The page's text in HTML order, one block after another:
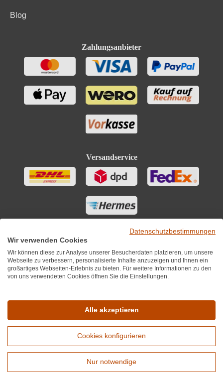
Blog
Zahlungsanbieter
Versandservice
*Alle Preise inkl. MwST zzgl. 5,90€ Versandkosten je Winzer.
Versandkostenfrei ab 12 Flaschen je Winzer.
Copyright © 2010 - 2026 WirWinzer GmbH
Erweiterte Suche
Datenschutzbestimmungen
Wir verwenden Cookies
Wir können diese zur Analyse unserer Besucherdaten platzieren, um unsere
Webseite zu verbessern, personalisierte Inhalte anzuzeigen und Ihnen ein
großartiges Webseiten-Erlebnis zu bieten. Für weitere Informationen zu den
von uns verwendeten Cookies öffnen Sie die Einstellungen.
Alle akzeptieren
Cookies konfigurieren
Nur notwendige